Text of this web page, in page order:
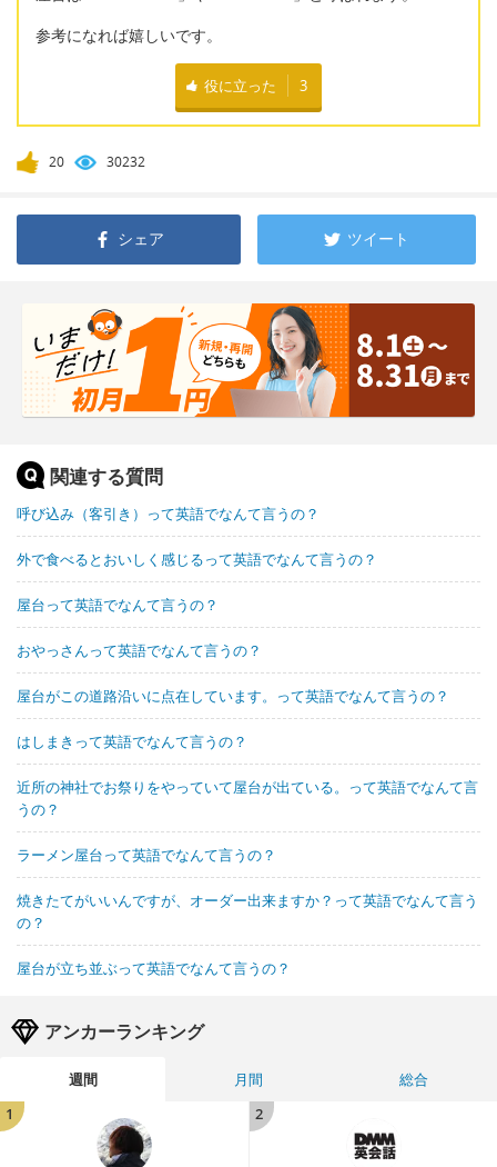
参考になれば嬉しいです。
役に立った 3
20 30232
シェア ツイート
関連する質問
呼び込み（客引き）って英語でなんて言うの？
外で食べるとおいしく感じるって英語でなんて言うの？
屋台って英語でなんて言うの？
おやっさんって英語でなんて言うの？
屋台がこの道路沿いに点在しています。って英語でなんて言うの？
はしまきって英語でなんて言うの？
近所の神社でお祭りをやっていて屋台が出ている。って英語でなんて言
うの？
ラーメン屋台って英語でなんて言うの？
焼きたてがいいんですが、オーダー出来ますか？って英語でなんて言う
の？
屋台が立ち並ぶって英語でなんて言うの？
アンカーランキング
週間 月間
総合
1
2